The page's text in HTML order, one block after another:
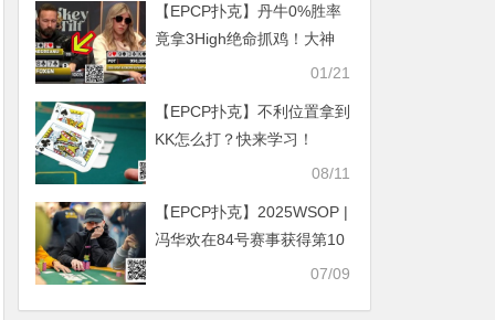
【EPCP扑克】丹牛0%胜率
竟拿3High绝命抓鸡！大神
01/21
【EPCP扑克】不利位置拿到
KK怎么打？快来学习！
08/11
【EPCP扑克】2025WSOP |
冯华欢在84号赛事获得第10
07/09